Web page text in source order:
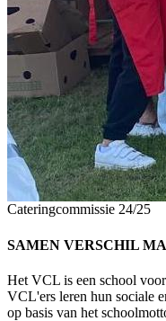
Cateringcommissie 24/25
SAMEN VERSCHIL
Het VCL is een school
VCL'ers leren hun sociale
op basis van het